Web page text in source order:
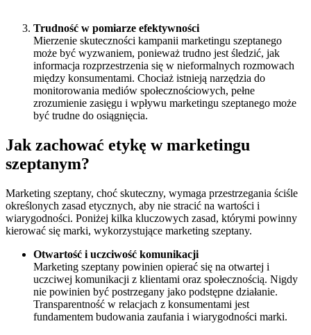
Trudność w pomiarze efektywności
Mierzenie skuteczności kampanii marketingu szeptanego
może być wyzwaniem, ponieważ trudno jest śledzić, jak
informacja rozprzestrzenia się w nieformalnych rozmowach
między konsumentami. Chociaż istnieją narzędzia do
monitorowania mediów społecznościowych, pełne
zrozumienie zasięgu i wpływu marketingu szeptanego może
być trudne do osiągnięcia.
Jak zachować etykę w marketingu
szeptanym?
Marketing szeptany, choć skuteczny, wymaga przestrzegania ściśle
określonych zasad etycznych, aby nie stracić na wartości i
wiarygodności. Poniżej kilka kluczowych zasad, którymi powinny
kierować się marki, wykorzystujące marketing szeptany.
Otwartość i uczciwość komunikacji
Marketing szeptany powinien opierać się na otwartej i
uczciwej komunikacji z klientami oraz społecznością. Nigdy
nie powinien być postrzegany jako podstępne działanie.
Transparentność w relacjach z konsumentami jest
fundamentem budowania zaufania i wiarygodności marki.